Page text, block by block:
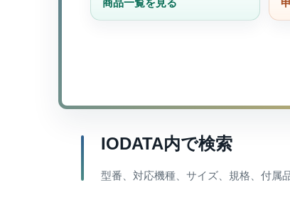
商品一覧を見る
IODATA内で検索
型番、対応機種、サイズ、規格、付属